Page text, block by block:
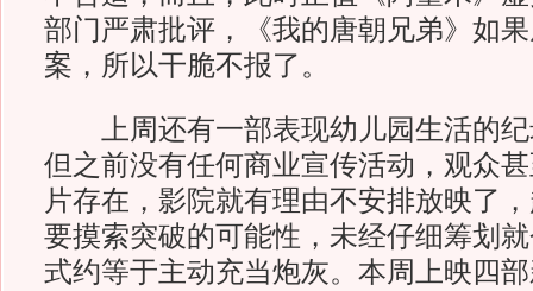
部门严肃批评，《我的唐朝兄弟》如
案，所以干脆不报了。
上周还有一部表现幼儿园生活的纪
但之前没有任何商业宣传活动，观众
片存在，影院就有理由不安排放映了
要摸索突破的可能性，未经仔细筹划
式约等于主动充当炮灰。本周上映四